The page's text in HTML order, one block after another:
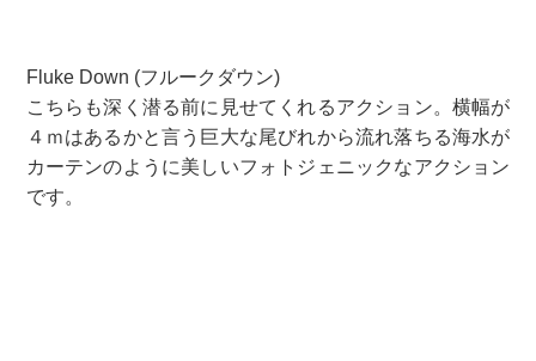
Fluke Down (フルークダウン)
こちらも深く潜る前に見せてくれるアクション。横幅が
４ｍはあるかと言う巨大な尾びれから流れ落ちる海水が
カーテンのように美しいフォトジェニックなアクション
です。